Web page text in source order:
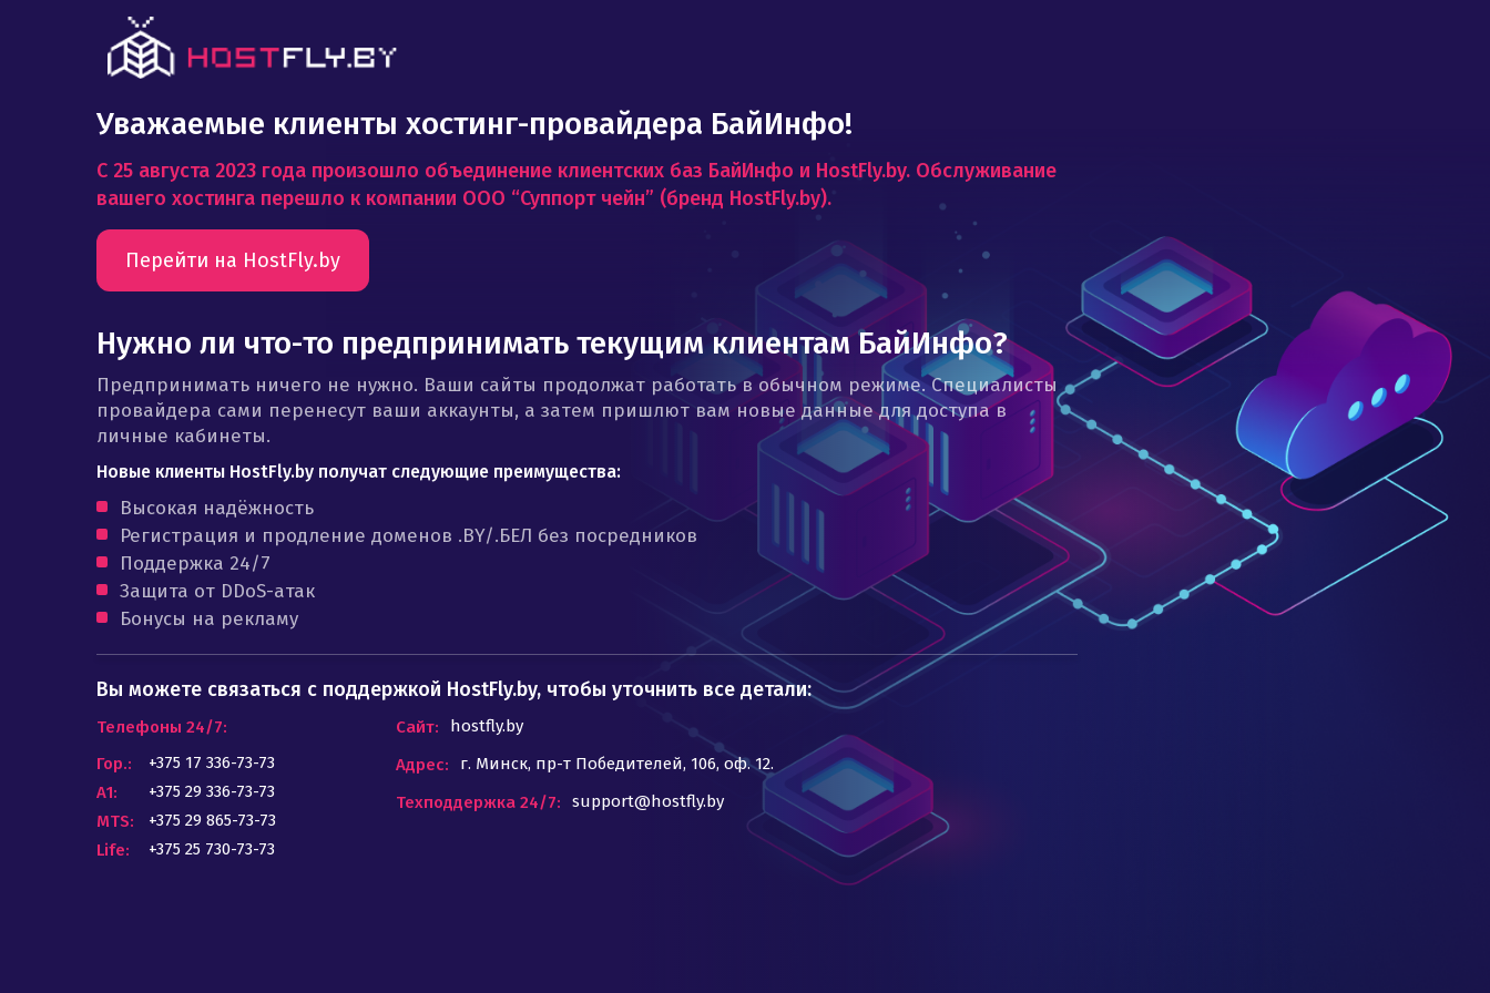
Уважаемые клиенты хостинг-провайдера БайИнфо!
С 25 августа 2023 года произошло объединение клиентских баз БайИнфо и HostFly.by. Обслуживание
вашего хостинга перешло к компании ООО “Суппорт чейн” (бренд HostFly.by).
Перейти на HostFly.by
Нужно ли что-то предпринимать текущим клиентам БайИнфо?
Предпринимать ничего не нужно. Ваши сайты продолжат работать в обычном режиме. Специалисты
провайдера сами перенесут ваши аккаунты, а затем пришлют вам новые данные для доступа в
личные кабинеты.
Новые клиенты HostFly.by получат следующие преимущества:
Высокая надёжность
Регистрация и продление доменов .BY/.БЕЛ без посредников
Поддержка 24/7
Защита от DDoS-атак
Бонусы на рекламу
Вы можете связаться с поддержкой HostFly.by, чтобы уточнить все детали:
Телефоны 24/7:
Гор.:
+375 17 336-73-73
А1:
+375 29 336-73-73
MTS:
+375 29 865-73-73
Life:
+375 25 730-73-73
Сайт:
hostfly.by
Адрес:
г. Минск, пр-т Победителей, 106, оф. 12.
Техподдержка 24/7:
support@hostfly.by